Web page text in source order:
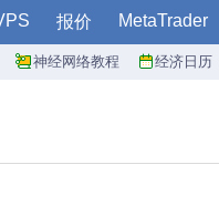
报价 MetaTrader
神经网络教程 经济日历